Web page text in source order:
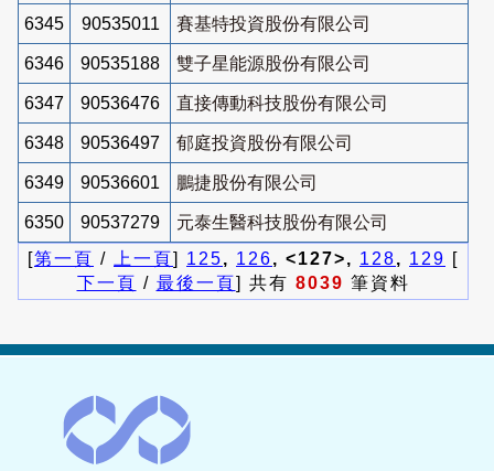
6345 90535011 賽基特投資股份有限公司
6346 90535188 雙子星能源股份有限公司
6347 90536476 直接傳動科技股份有限公司
6348 90536497 郁庭投資股份有限公司
6349 90536601 鵬捷股份有限公司
6350 90537279
元泰生醫科技股份有限公司
[第一頁 / 上一頁] 125, 126, <127>, 128, 129 [
下一頁 / 最後一頁] 共有 8039 筆資料